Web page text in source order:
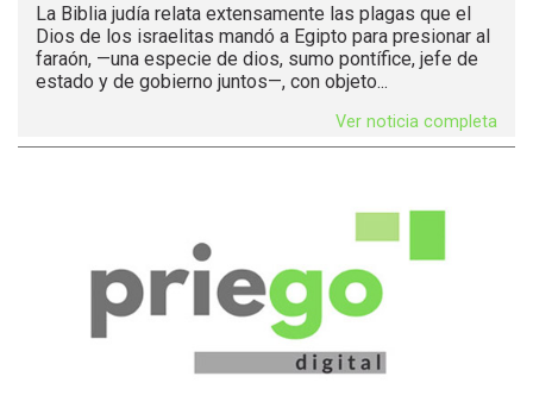
La Biblia judía relata extensamente las plagas que el
Dios de los israelitas mandó a Egipto para presionar al
faraón, —una especie de dios, sumo pontífice, jefe de
estado y de gobierno juntos—, con objeto...
Ver noticia completa